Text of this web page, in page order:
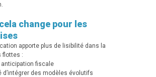
change pour les
apporte plus de lisibilité dans la
flottes :
fiscale
d’intégrer des modèles évolutifs